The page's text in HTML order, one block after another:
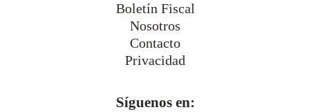
Boletín Fiscal
Nosotros
Contacto
Privacidad
Síguenos en: